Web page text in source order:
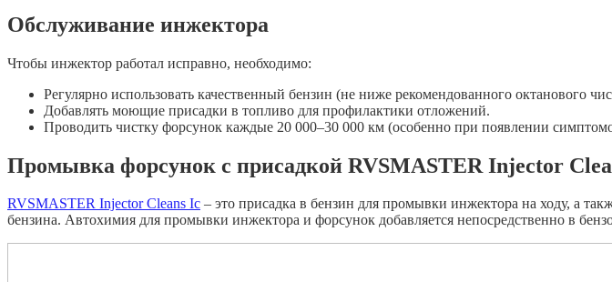
Обслуживание инжектора
Чтобы инжектор работал исправно, необходимо:
Регулярно использовать качественный бензин (не ниже рекомендованного октанового
Добавлять моющие присадки в топливо для профилактики отложений.
Проводить чистку форсунок каждые 20 000–30 000 км (особенно при появлении
Промывка форсунок с присадкой RVSMASTER Injector
RVSMASTER Injector Cleans Ic – это присадка в бензин для промывки инжектора на ходу, а
бензина. Автохимия для промывки инжектора и форсунок добавляется непосредственно в